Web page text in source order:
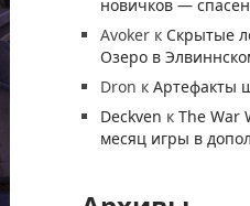
новичков —
Avokerк Скрытые
Озеро в
Dron к Артефакты
Deckven к The War
месяц игры в